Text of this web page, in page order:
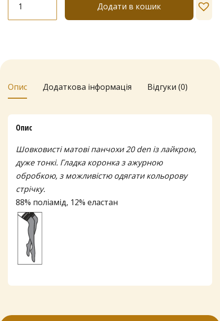
Dolores
"Amelie"
Додати в кошик
Опис Додаткова інформація Відгуки (0)
Опис
Шовковисті матові панчохи 20 den із лайкрою,
дуже тонкі. Гладка коронка з ажурною
обробкою, з можливістю одягати кольорову
стрічку.
88% поліамід, 12% еластан